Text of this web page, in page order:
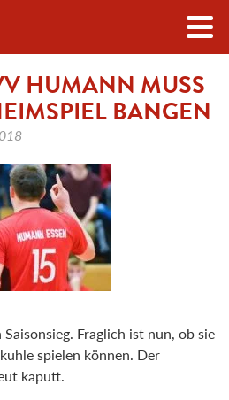
HUMANN MUSS
BANGEN
Fraglich ist nun, ob sie
spielen können. Der
kaputt.